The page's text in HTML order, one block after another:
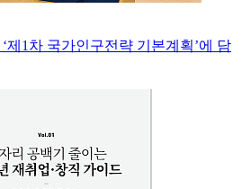
제1차 국가인구전략 기본계획’에 담